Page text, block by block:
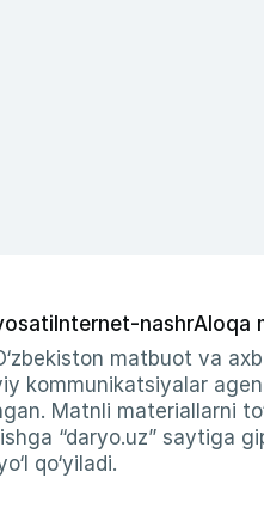
Internet-nashrAloqa
matbuot va
kommunikatsiyalar
Matnli materiallarni
“daryo.uz” saytiga
qo‘yiladi.